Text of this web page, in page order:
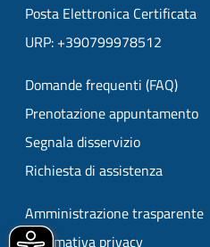
Posta Elettronica Certificata
URP: +390799978512
Domande frequenti (FAQ)
Prenotazione appuntamento
Segnala disservizio
Richiesta di assistenza
Amministrazione trasparente
Informativa privacy